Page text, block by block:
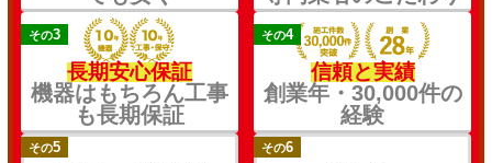
その3
長期安心保証
機器はもちろん工事
も長期保証
その4
信頼と実績
創業年・30,000件の
経験
その5 その6